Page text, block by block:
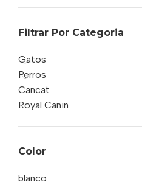
Filtrar Por Categoria
Gatos
Perros
Cancat
Royal Canin
Color
blanco